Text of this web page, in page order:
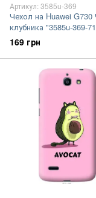
Артикул: 3585u-369
Чехол на Huawei G730
клубника "3585u-369-
169 грн